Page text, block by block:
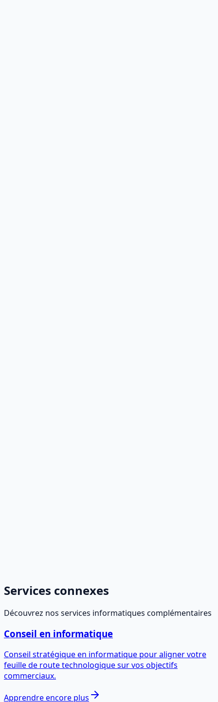
Services connexes
Découvrez nos services informatiques complémentaires
Conseil en informatique
Conseil stratégique en informatique pour aligner votre
feuille de route technologique sur vos objectifs
commerciaux.
Apprendre encore plus